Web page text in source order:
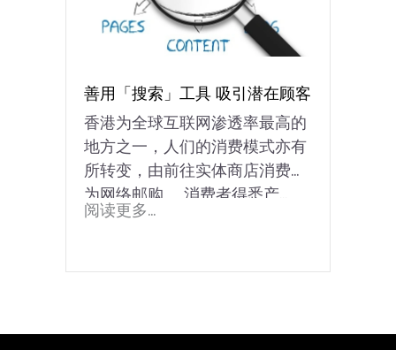
善用「搜索」工具 吸引潜在顾客
香港为全球互联网渗透率最高的
地方之一，人们的消费模式亦有
所转变，由前往实体商店消费变
为网络邮购。 消费者得悉产...
阅读更多...